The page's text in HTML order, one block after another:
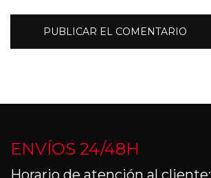
ENVÍOS 24/48H